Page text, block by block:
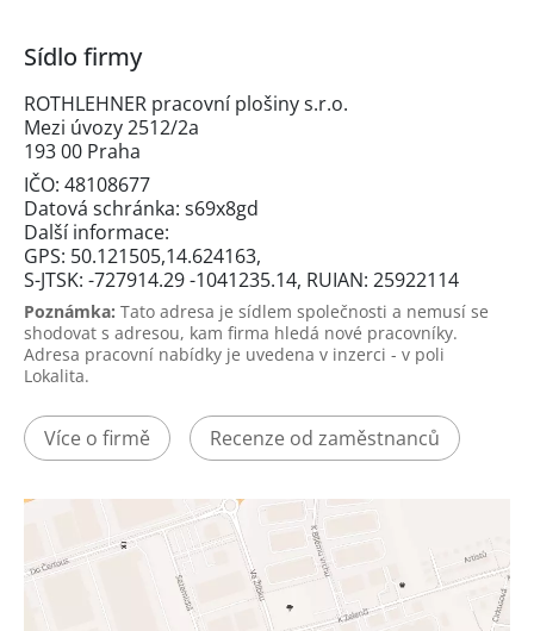
Sídlo firmy
ROTHLEHNER pracovní plošiny s.r.o.
Mezi úvozy 2512/2a
193 00 Praha
IČO: 48108677
Datová schránka: s69x8gd
Další informace:
GPS: 50.121505,14.624163,
S-JTSK: -727914.29 -1041235.14, RUIAN: 25922114
Poznámka: Tato adresa je sídlem společnosti a nemusí se
shodovat s adresou, kam firma hledá nové pracovníky.
Adresa pracovní nabídky je uvedena v inzerci - v poli
Lokalita.
Více o firmě Recenze od zaměstnanců